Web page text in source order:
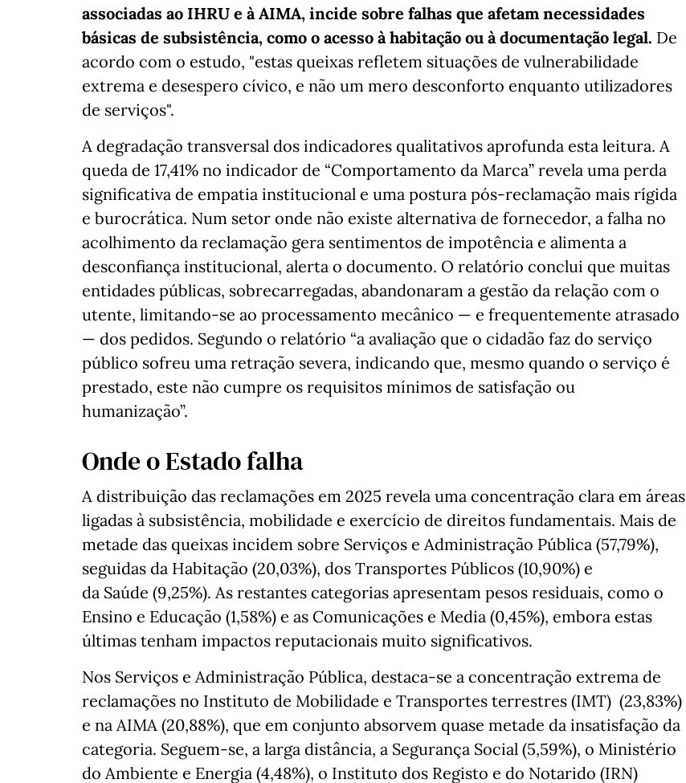
associadas ao IHRU e à AIMA, incide sobre falhas que afetam necessidades
básicas de subsistência, como o acesso à habitação ou à documentação legal. De
acordo com o estudo, "estas queixas refletem situações de vulnerabilidade
extrema e desespero cívico, e não um mero desconforto enquanto utilizadores
de serviços".
A degradação transversal dos indicadores qualitativos aprofunda esta leitura. A
queda de 17,41% no indicador de “Comportamento da Marca” revela uma perda
significativa de empatia institucional e uma postura pós-reclamação mais rígida
e burocrática. Num setor onde não existe alternativa de fornecedor, a falha no
acolhimento da reclamação gera sentimentos de impotência e alimenta a
desconfiança institucional, alerta o documento. O relatório conclui que muitas
entidades públicas, sobrecarregadas, abandonaram a gestão da relação com o
utente, limitando-se ao processamento mecânico — e frequentemente atrasado
— dos pedidos. Segundo o relatório “a avaliação que o cidadão faz do serviço
público sofreu uma retração severa, indicando que, mesmo quando o serviço é
prestado, este não cumpre os requisitos mínimos de satisfação ou
humanização”.
Onde o Estado falha
A distribuição das reclamações em 2025 revela uma concentração clara em áreas
ligadas à subsistência, mobilidade e exercício de direitos fundamentais. Mais de
metade das queixas incidem sobre Serviços e Administração Pública (57,79%),
seguidas da Habitação (20,03%), dos Transportes Públicos (10,90%) e
da Saúde (9,25%). As restantes categorias apresentam pesos residuais, como o
Ensino e Educação (1,58%) e as Comunicações e Media (0,45%), embora estas
últimas tenham impactos reputacionais muito significativos.
Nos Serviços e Administração Pública, destaca-se a concentração extrema de
reclamações no Instituto de Mobilidade e Transportes terrestres (IMT) (23,83%)
e na AIMA (20,88%), que em conjunto absorvem quase metade da insatisfação da
categoria. Seguem-se, a larga distância, a Segurança Social (5,59%), o Ministério
do Ambiente e Energia (4,48%), o Instituto dos Registo e do Notarido (IRN)